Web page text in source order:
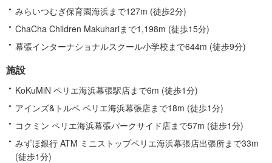
みらいつむぎ保育園海浜まで127m (徒歩2分)
ChaCha Children Makuhariまで1,198m (徒歩15分)
幕張インターナショナルスクール小学校まで644m (徒歩9分)
施設
KoKuMiN ペリエ海浜幕張駅店まで6m (徒歩1分)
アインズ&トルペ ペリエ海浜幕張店まで18m (徒歩1分)
コクミン ペリエ海浜幕張パークサイド店まで57m (徒歩1分)
みずほ銀行 ATM ミニストップペリエ海浜幕張店出張所まで33m
(徒歩1分)